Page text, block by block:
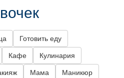
Готовить еду
Кафе Кулинария
Мама Маникюр